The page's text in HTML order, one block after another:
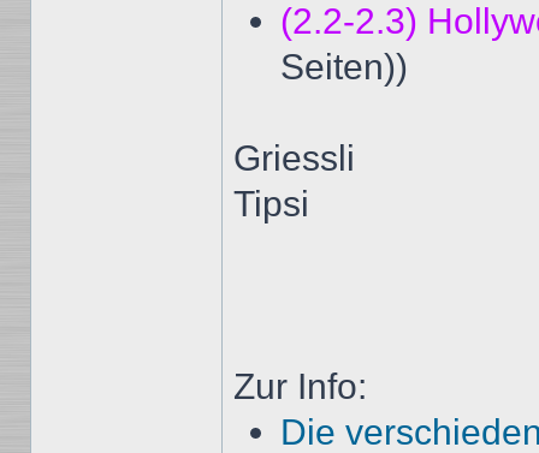
(2.2-2.3)
Seiten))
Griessli
Tipsi
Zur Info:
Die